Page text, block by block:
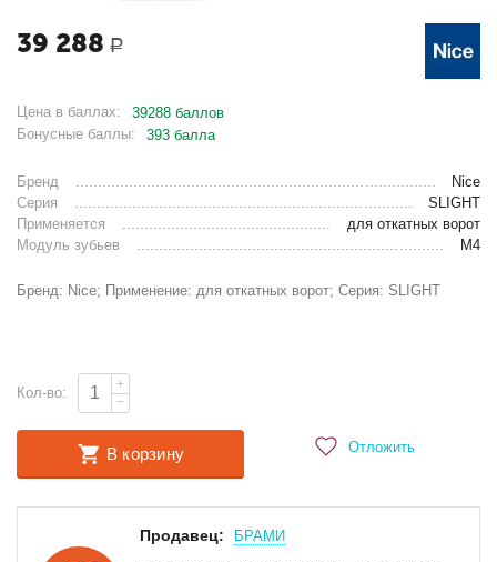
39 288 Р
Цена в баллах:
39288 баллов
Бонусные баллы:
393 балла
Бренд
Nice
Серия
SLIGHT
Применяется
для откатных ворот
Модуль зубьев
М4
Бренд: Nice; Применение: для откатных ворот; Серия: SLIGHT
Кол-во:
+
−
В корзину Отложить
Продавец:
БРАМИ